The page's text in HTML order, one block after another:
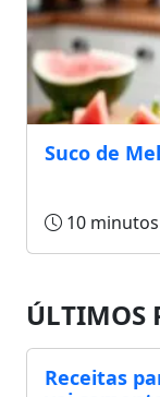
Suco de
10 minutos
ÚLTIMOS
Receitas